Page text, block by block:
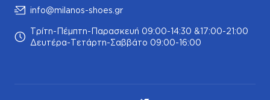
info@milanos-shoes.gr
Τρίτη-Πέμπτη-Παρασκευή 09:00-14:30 &17:00-21:00
Δευτέρα-Τετάρτη-Σαββάτο 09:00-16:00